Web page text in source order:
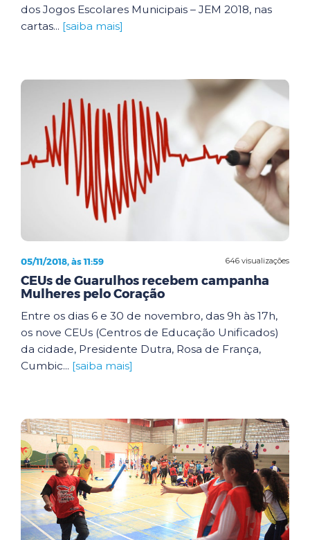
dos Jogos Escolares Municipais – JEM 2018, nas
cartas... [saiba mais]
646 visualizações
05/11/2018, às 11:59
CEUs de Guarulhos recebem campanha
Mulheres pelo Coração
Entre os dias 6 e 30 de novembro, das 9h às 17h,
os nove CEUs (Centros de Educação Unificados)
da cidade, Presidente Dutra, Rosa de França,
Cumbic... [saiba mais]